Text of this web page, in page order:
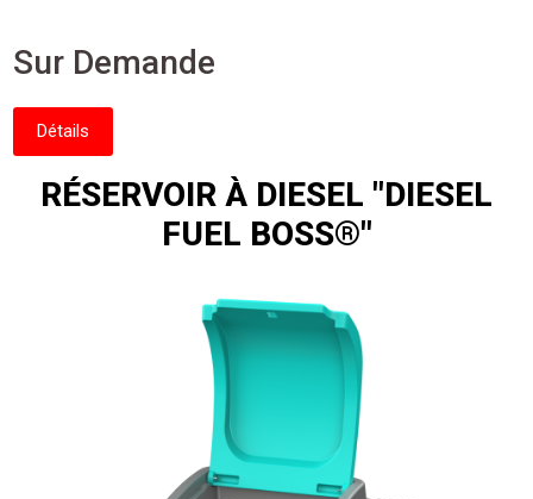
Sur Demande
Détails
RÉSERVOIR À DIESEL "DIESEL
FUEL BOSS®"